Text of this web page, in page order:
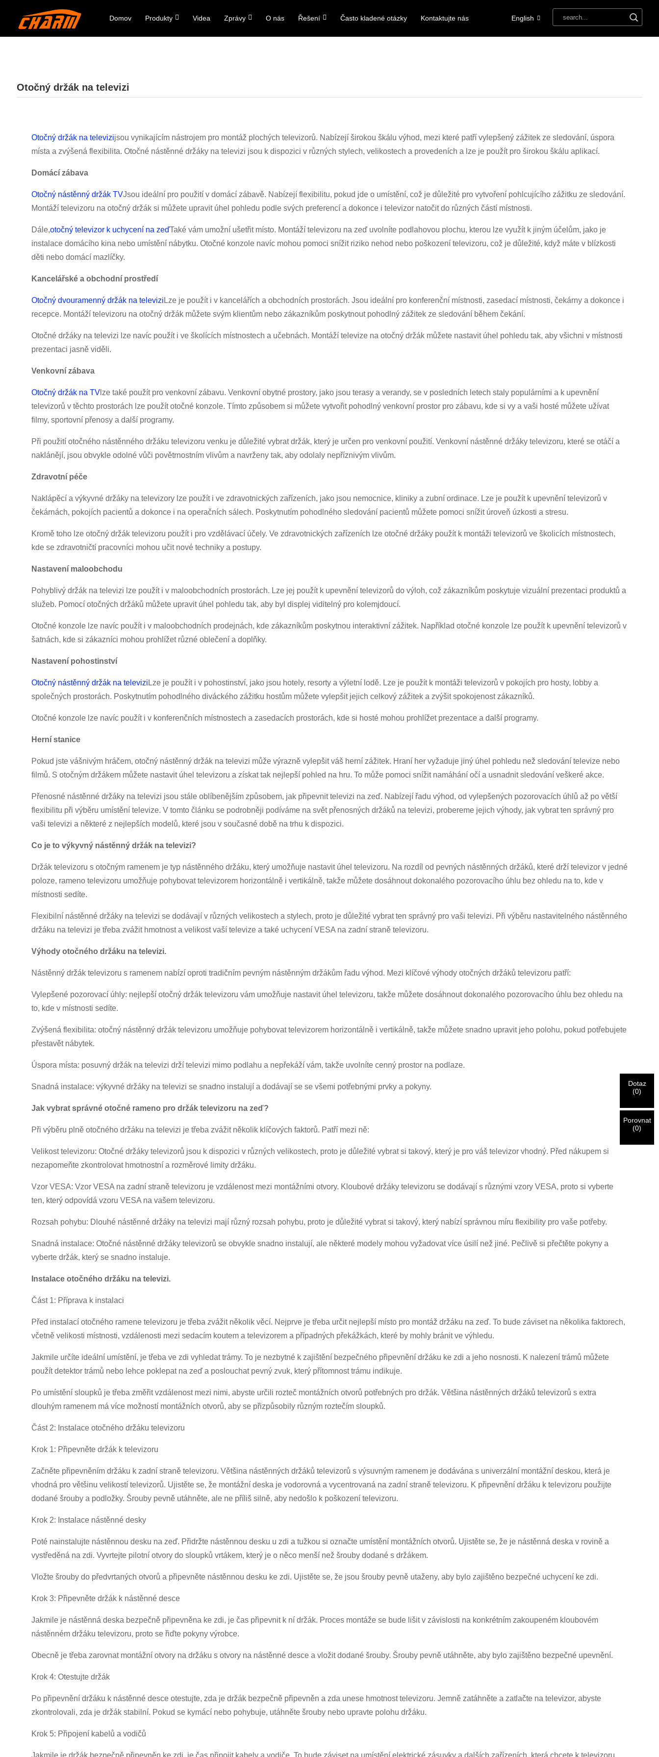
Domov Produkty Videa Zprávy O nás Řešení Často kladené otázky Kontaktujte nás English
Otočný držák na televizi
Otočný držák na televizijsou vynikajícím nástrojem pro montáž plochých televizorů. Nabízejí širokou škálu výhod, mezi které patří vylepšený zážitek ze sledování, úspora
místa a zvýšená flexibilita. Otočné nástěnné držáky na televizi jsou k dispozici v různých stylech, velikostech a provedeních a lze je použít pro širokou škálu aplikací.
Domácí zábava
Otočný nástěnný držák TVJsou ideální pro použití v domácí zábavě. Nabízejí flexibilitu, pokud jde o umístění, což je důležité pro vytvoření pohlcujícího zážitku ze sledování.
Montáží televizoru na otočný držák si můžete upravit úhel pohledu podle svých preferencí a dokonce i televizor natočit do různých částí místnosti.
Dále,otočný televizor k uchycení na zeďTaké vám umožní ušetřit místo. Montáží televizoru na zeď uvolníte podlahovou plochu, kterou lze využít k jiným účelům, jako je
instalace domácího kina nebo umístění nábytku. Otočné konzole navíc mohou pomoci snížit riziko nehod nebo poškození televizoru, což je důležité, když máte v blízkosti
děti nebo domácí mazlíčky.
Kancelářské a obchodní prostředí
Otočný dvouramenný držák na televizi Lze je použít i v kancelářích a obchodních prostorách. Jsou ideální pro konferenční místnosti, zasedací místnosti, čekárny a dokonce i
recepce. Montáží televizoru na otočný držák můžete svým klientům nebo zákazníkům poskytnout pohodlný zážitek ze sledování během čekání.
Otočné držáky na televizi lze navíc použít i ve školících místnostech a učebnách. Montáží televize na otočný držák můžete nastavit úhel pohledu tak, aby všichni v místnosti
prezentaci jasně viděli.
Venkovní zábava
Otočný držák na TVlze také použít pro venkovní zábavu. Venkovní obytné prostory, jako jsou terasy a verandy, se v posledních letech staly populárními a k ​​upevnění
televizorů v těchto prostorách lze použít otočné konzole. Tímto způsobem si můžete vytvořit pohodlný venkovní prostor pro zábavu, kde si vy a vaši hosté můžete užívat
filmy, sportovní přenosy a další programy.
Při použití otočného nástěnného držáku televizoru venku je důležité vybrat držák, který je určen pro venkovní použití. Venkovní nástěnné držáky televizoru, které se otáčí a
naklánějí, jsou obvykle odolné vůči povětrnostním vlivům a navrženy tak, aby odolaly nepříznivým vlivům.
Zdravotní péče
Naklápěcí a výkyvné držáky na televizory lze použít i ve zdravotnických zařízeních, jako jsou nemocnice, kliniky a zubní ordinace. Lze je použít k upevnění televizorů v
čekárnách, pokojích pacientů a dokonce i na operačních sálech. Poskytnutím pohodlného sledování pacientů můžete pomoci snížit úroveň úzkosti a stresu.
Kromě toho lze otočný držák televizoru použít i pro vzdělávací účely. Ve zdravotnických zařízeních lze otočné držáky použít k montáži televizorů ve školicích místnostech,
kde se zdravotničtí pracovníci mohou učit nové techniky a postupy.
Nastavení maloobchodu
Pohyblivý držák na televizi lze použít i v maloobchodních prostorách. Lze jej použít k upevnění televizorů do výloh, což zákazníkům poskytuje vizuální prezentaci produktů a
služeb. Pomocí otočných držáků můžete upravit úhel pohledu tak, aby byl displej viditelný pro kolemjdoucí.
Otočné konzole lze navíc použít i v maloobchodních prodejnách, kde zákazníkům poskytnou interaktivní zážitek. Například otočné konzole lze použít k upevnění televizorů v
šatnách, kde si zákazníci mohou prohlížet různé oblečení a doplňky.
Nastavení pohostinství
Otočný nástěnný držák na televizi Lze je použít i v pohostinství, jako jsou hotely, resorty a výletní lodě. Lze je použít k montáži televizorů v pokojích pro hosty, lobby a
společných prostorách. Poskytnutím pohodlného diváckého zážitku hostům můžete vylepšit jejich celkový zážitek a zvýšit spokojenost zákazníků.
Otočné konzole lze navíc použít i v konferenčních místnostech a zasedacích prostorách, kde si hosté mohou prohlížet prezentace a další programy.
Herní stanice
Pokud jste vášnivým hráčem, otočný nástěnný držák na televizi může výrazně vylepšit váš herní zážitek. Hraní her vyžaduje jiný úhel pohledu než sledování televize nebo
filmů. S otočným držákem můžete nastavit úhel televizoru a získat tak nejlepší pohled na hru. To může pomoci snížit namáhání očí a usnadnit sledování veškeré akce.
Přenosné nástěnné držáky na televizi jsou stále oblíbenějším způsobem, jak připevnit televizi na zeď. Nabízejí řadu výhod, od vylepšených pozorovacích úhlů až po větší
flexibilitu při výběru umístění televize. V tomto článku se podrobněji podíváme na svět přenosných držáků na televizi, probereme jejich výhody, jak vybrat ten správný pro
vaši televizi a některé z nejlepších modelů, které jsou v současné době na trhu k dispozici.
Co je to výkyvný nástěnný držák na televizi?
Držák televizoru s otočným ramenem je typ nástěnného držáku, který umožňuje nastavit úhel televizoru. Na rozdíl od pevných nástěnných držáků, které drží televizor v jedné
poloze, rameno televizoru umožňuje pohybovat televizorem horizontálně i vertikálně, takže můžete dosáhnout dokonalého pozorovacího úhlu bez ohledu na to, kde v
místnosti sedíte.
Flexibilní nástěnné držáky na televizi se dodávají v různých velikostech a stylech, proto je důležité vybrat ten správný pro vaši televizi. Při výběru nastavitelného nástěnného
držáku na televizi je třeba zvážit hmotnost a velikost vaší televize a také uchycení VESA na zadní straně televizoru.
Výhody otočného držáku na televizi.
Nástěnný držák televizoru s ramenem nabízí oproti tradičním pevným nástěnným držákům řadu výhod. Mezi klíčové výhody otočných držáků televizoru patří:
Vylepšené pozorovací úhly: nejlepší otočný držák televizoru vám umožňuje nastavit úhel televizoru, takže můžete dosáhnout dokonalého pozorovacího úhlu bez ohledu na
to, kde v místnosti sedíte.
Zvýšená flexibilita: otočný nástěnný držák televizoru umožňuje pohybovat televizorem horizontálně i vertikálně, takže můžete snadno upravit jeho polohu, pokud potřebujete
přestavět nábytek.
Úspora místa: posuvný držák na televizi drží televizi mimo podlahu a nepřekáží vám, takže uvolníte cenný prostor na podlaze.
Snadná instalace: výkyvné držáky na televizi se snadno instalují a dodávají se se všemi potřebnými prvky a pokyny.
Jak vybrat správné otočné rameno pro držák televizoru na zeď?
Při výběru plně otočného držáku na televizi je třeba zvážit několik klíčových faktorů. Patří mezi ně:
Velikost televizoru: Otočné držáky televizorů jsou k dispozici v různých velikostech, proto je důležité vybrat si takový, který je pro váš televizor vhodný. Před nákupem si
nezapomeňte zkontrolovat hmotnostní a rozměrové limity držáku.
Vzor VESA: Vzor VESA na zadní straně televizoru je vzdálenost mezi montážními otvory. Kloubové držáky televizoru se dodávají s různými vzory VESA, proto si vyberte
ten, který odpovídá vzoru VESA na vašem televizoru.
Rozsah pohybu: Dlouhé nástěnné držáky na televizi mají různý rozsah pohybu, proto je důležité vybrat si takový, který nabízí správnou míru flexibility pro vaše potřeby.
Snadná instalace: Otočné nástěnné držáky televizorů se obvykle snadno instalují, ale některé modely mohou vyžadovat více úsilí než jiné. Pečlivě si přečtěte pokyny a
vyberte držák, který se snadno instaluje.
Instalace otočného držáku na televizi.
Část 1: Příprava k instalaci
Před instalací otočného ramene televizoru je třeba zvážit několik věcí. Nejprve je třeba určit nejlepší místo pro montáž držáku na zeď. To bude záviset na několika faktorech,
včetně velikosti místnosti, vzdálenosti mezi sedacím koutem a televizorem a případných překážkách, které by mohly bránit ve výhledu.
Jakmile určíte ideální umístění, je třeba ve zdi vyhledat trámy. To je nezbytné k zajištění bezpečného připevnění držáku ke zdi a jeho nosnosti. K nalezení trámů můžete
použít detektor trámů nebo lehce poklepat na zeď a poslouchat pevný zvuk, který přítomnost trámu indikuje.
Po umístění sloupků je třeba změřit vzdálenost mezi nimi, abyste určili rozteč montážních otvorů potřebných pro držák. Většina nástěnných držáků televizorů s extra
dlouhým ramenem má více možností montážních otvorů, aby se přizpůsobily různým roztečím sloupků.
Část 2: Instalace otočného držáku televizoru
Krok 1: Připevněte držák k televizoru
Začněte připevněním držáku k zadní straně televizoru. Většina nástěnných držáků televizorů s výsuvným ramenem je dodávána s univerzální montážní deskou, která je
vhodná pro většinu velikostí televizorů. Ujistěte se, že montážní deska je vodorovná a vycentrovaná na zadní straně televizoru. K připevnění držáku k televizoru použijte
dodané šrouby a podložky. Šrouby pevně utáhněte, ale ne příliš silně, aby nedošlo k poškození televizoru.
Krok 2: Instalace nástěnné desky
Poté nainstalujte nástěnnou desku na zeď. Přidržte nástěnnou desku u zdi a tužkou si označte umístění montážních otvorů. Ujistěte se, že je nástěnná deska v rovině a
vystředěná na zdi. Vyvrtejte pilotní otvory do sloupků vrtákem, který je o něco menší než šrouby dodané s držákem.
Vložte šrouby do předvrtaných otvorů a připevněte nástěnnou desku ke zdi. Ujistěte se, že jsou šrouby pevně utaženy, aby bylo zajištěno bezpečné uchycení ke zdi.
Krok 3: Připevněte držák k nástěnné desce
Jakmile je nástěnná deska bezpečně připevněna ke zdi, je čas připevnit k ní držák. Proces montáže se bude lišit v závislosti na konkrétním zakoupeném kloubovém
nástěnném držáku televizoru, proto se řiďte pokyny výrobce.
Obecně je třeba zarovnat montážní otvory na držáku s otvory na nástěnné desce a vložit dodané šrouby. Šrouby pevně utáhněte, aby bylo zajištěno bezpečné upevnění.
Krok 4: Otestujte držák
Po připevnění držáku k nástěnné desce otestujte, zda je držák bezpečně připevněn a zda unese hmotnost televizoru. Jemně zatáhněte a zatlačte na televizor, abyste
zkontrolovali, zda je držák stabilní. Pokud se kymácí nebo pohybuje, utáhněte šrouby nebo upravte polohu držáku.
Krok 5: Připojení kabelů a vodičů
Jakmile je držák bezpečně připevněn ke zdi, je čas připojit kabely a vodiče. To bude záviset na umístění elektrické zásuvky a dalších zařízeních, která chcete k televizoru
Jsem
Zákazník společnosti
Nový návštěvník
×
ODESLAT ŽÁDOST
jsou OPRAVIT.Nesprávné informace povedou k selhání odeslání
Zpět Předložit
×
Obdrželi jsme vaši žádost a budemeOVĚŘITváš odeslán
Po ověření totožnosti obdržíte e-mailové oznámení.
Dotaz
(0)
Porovnat
(0)